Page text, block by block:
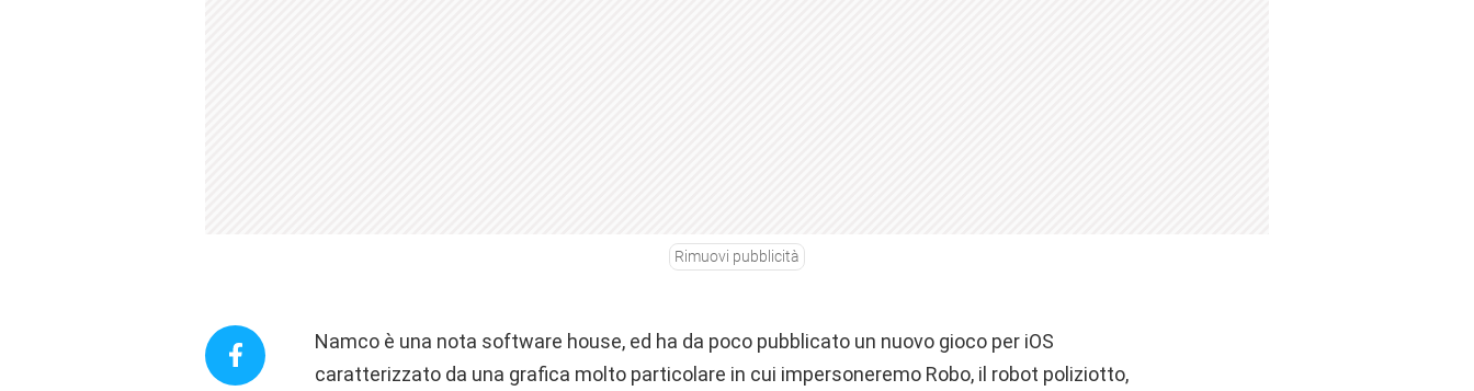
Rimuovi pubblicità
Namco è una nota software house, ed ha da poco pubblicato un nuovo gioco per iOS
caratterizzato da una grafica molto particolare in cui impersoneremo Robo, il robot poliziotto,